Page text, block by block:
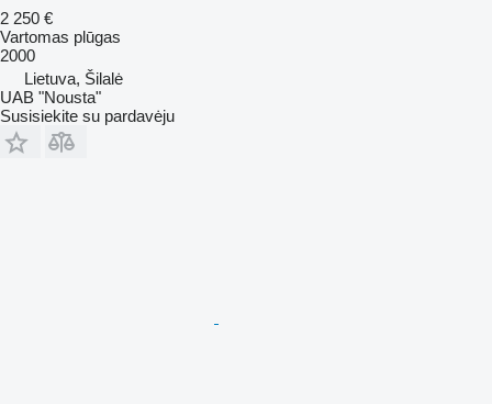
2 250 €
Vartomas plūgas
2000
Lietuva, Šilalė
UAB "Nousta"
Susisiekite su pardavėju